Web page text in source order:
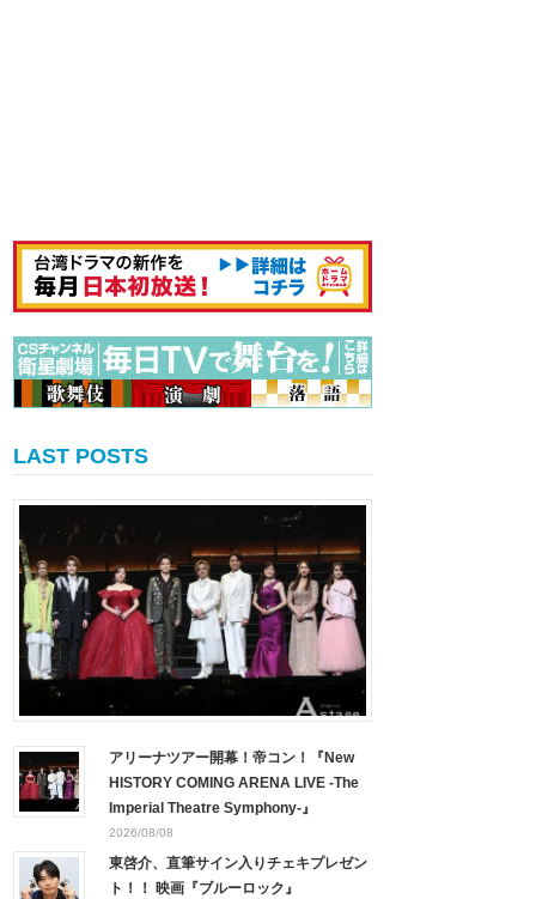
LAST POSTS
アリーナツアー開幕！帝コン！『New
HISTORY COMING ARENA LIVE -The
Imperial Theatre Symphony-』
2026/08/08
東啓介、直筆サイン入りチェキプレゼン
ト！！ 映画『ブルーロック』